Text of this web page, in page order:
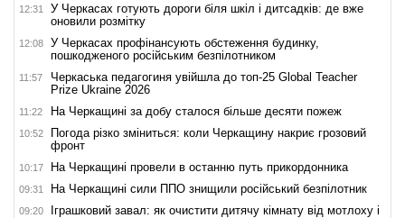
12:31
У Черкасах готують дороги біля шкіл і дитсадків: де вже
оновили розмітку
12:08
У Черкасах профінансують обстеження будинку,
пошкодженого російським безпілотником
11:57
Черкаська педагогиня увійшла до топ-25 Global Teacher
Prize Ukraine 2026
11:22 На Черкащині за добу сталося більше десяти пожеж
10:52
Погода різко зміниться: коли Черкащину накриє грозовий
фронт
10:17 На Черкащині провели в останню путь прикордонника
09:31 На Черкащині сили ППО знищили російський безпілотник
09:20
Іграшковий завал: як очистити дитячу кімнату від мотлоху і